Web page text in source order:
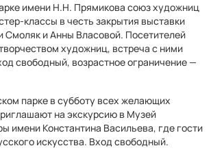
имени Н.Н. Прямикова союз художниц
классы в честь закрытия выставки
Смоляк и Анны Власовой. Посетителей
художниц, встреча с ними
свободный, возрастное ограничение —
парке в субботу всех желающих
на экскурсию в Музей
имени Константина Васильева, где гости
искусства. Вход свободный.